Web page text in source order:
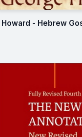
Howard - Hebrew